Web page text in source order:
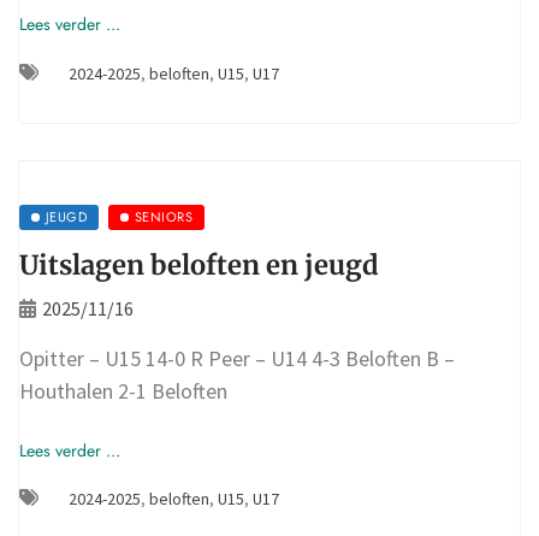
Lees verder ...
2024-2025, beloften, U15, U17
JEUGD SENIORS
Uitslagen beloften en jeugd
2025/11/16
Opitter – U15 14-0 R Peer – U14 4-3 Beloften B –
Houthalen 2-1 Beloften
Lees verder ...
2024-2025, beloften, U15, U17